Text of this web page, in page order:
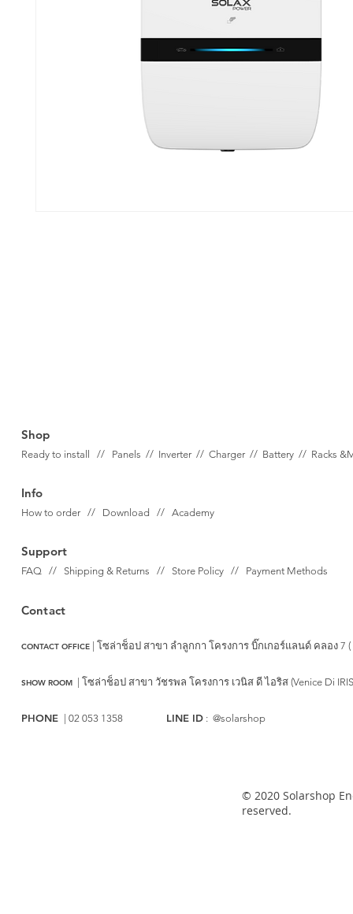
Shop
Ready to install // Panels // Inverter // Charger // Battery // Racks
Info
How to order // Download // Academy
Support
FAQ // Shipping & Returns // Store Policy // Payment Methods
Contact
CONTACT OFFICE | โซล่าช็อป สาขา ลำลูกกา โครงการ บิ๊กเกอร์แลนด์ คลอง 7
SHOW ROOM โซล่าช็อป สาขา วัชรพล โครงการ เวนิส ดี ไอริส (Venice Di
PHONE | 02 053 1358 LINE ID : @solarshop
© 2020 Solarshop
reserved.